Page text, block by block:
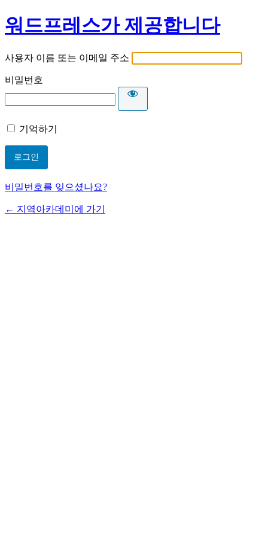
워드프레스가 제공합니다
사용자 이름 또는 이메일 주소
비밀번호
기억하기
비밀번호를 잊으셨나요?
← 지역아카데미에 가기